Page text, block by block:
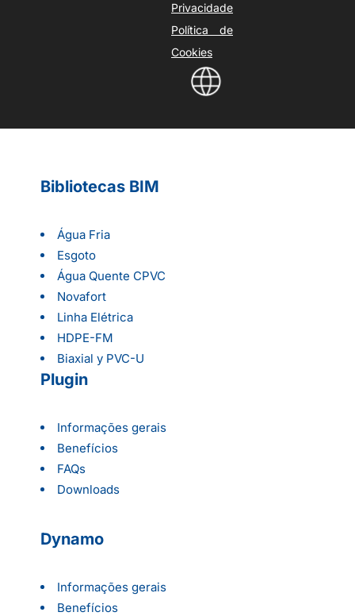
Privacidade
Política de
Cookies
Bibliotecas BIM
Água Fria
Esgoto
Água Quente CPVC
Novafort
Linha Elétrica
HDPE-FM
Biaxial y PVC-U
Plugin
Informações gerais
Benefícios
FAQs
Downloads
Dynamo
Informações gerais
Benefícios